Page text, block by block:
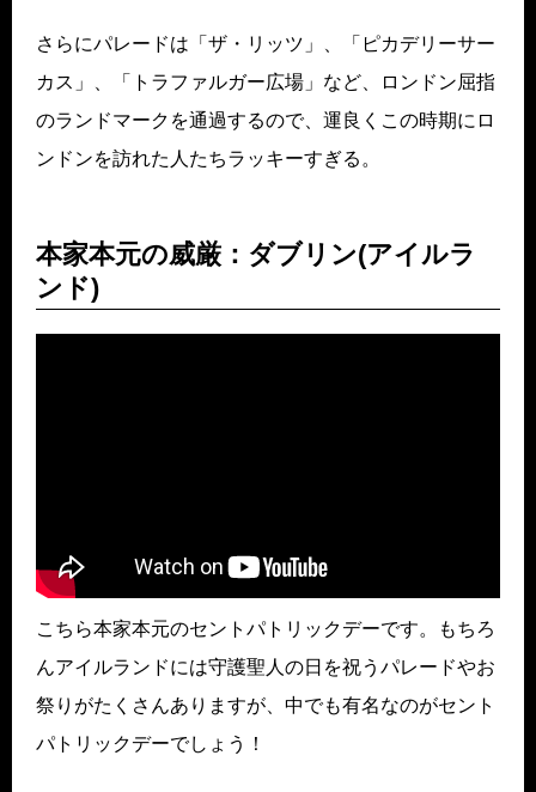
さらにパレードは「ザ・リッツ」、「ピカデリーサー
カス」、「トラファルガー広場」など、ロンドン屈指
のランドマークを通過するので、運良くこの時期にロ
ンドンを訪れた人たちラッキーすぎる。
本家本元の威厳：ダブリン(アイルラ
ンド)
こちら本家本元のセントパトリックデーです。もちろ
んアイルランドには守護聖人の日を祝うパレードやお
祭りがたくさんありますが、中でも有名なのがセント
パトリックデーでしょう！